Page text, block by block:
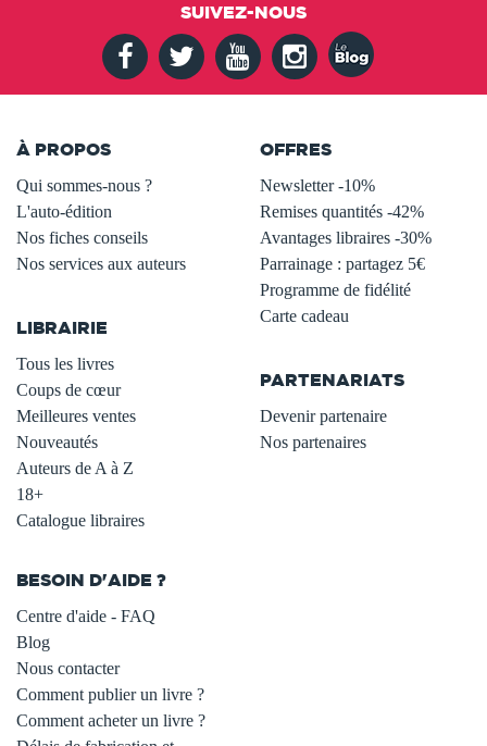
SUIVEZ-NOUS
À PROPOS
Qui sommes-nous ?
L'auto-édition
Nos fiches conseils
Nos services aux auteurs
LIBRAIRIE
Tous les livres
Coups de cœur
Meilleures ventes
Nouveautés
Auteurs de A à Z
18+
Catalogue libraires
OFFRES
Newsletter -10%
Remises quantités -42%
Avantages libraires -30%
Parrainage : partagez 5€
Programme de fidélité
Carte cadeau
PARTENARIATS
Devenir partenaire
Nos partenaires
BESOIN D'AIDE ?
Centre d'aide - FAQ
Blog
Nous contacter
Comment publier un livre ?
Comment acheter un livre ?